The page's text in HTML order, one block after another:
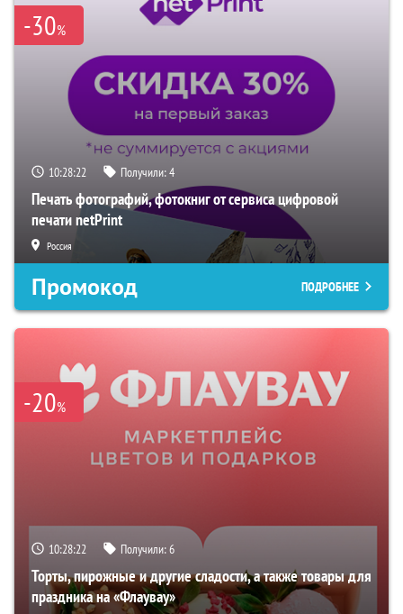
-30%
10:28:21 Получили:4
Печать фотографий, фотокниг от сервиса цифровой
печати netPrint
Россия
Промокод ПОДРОБНЕЕ
-20%
10:28:21 Получили:6
Торты, пирожные и другие сладости, а также товары для
праздника на «Флаувау»